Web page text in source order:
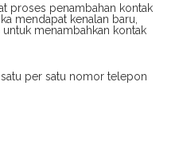
proses penambahan kontak
mendapat kenalan baru,
menambahkan kontak
per satu nomor telepon